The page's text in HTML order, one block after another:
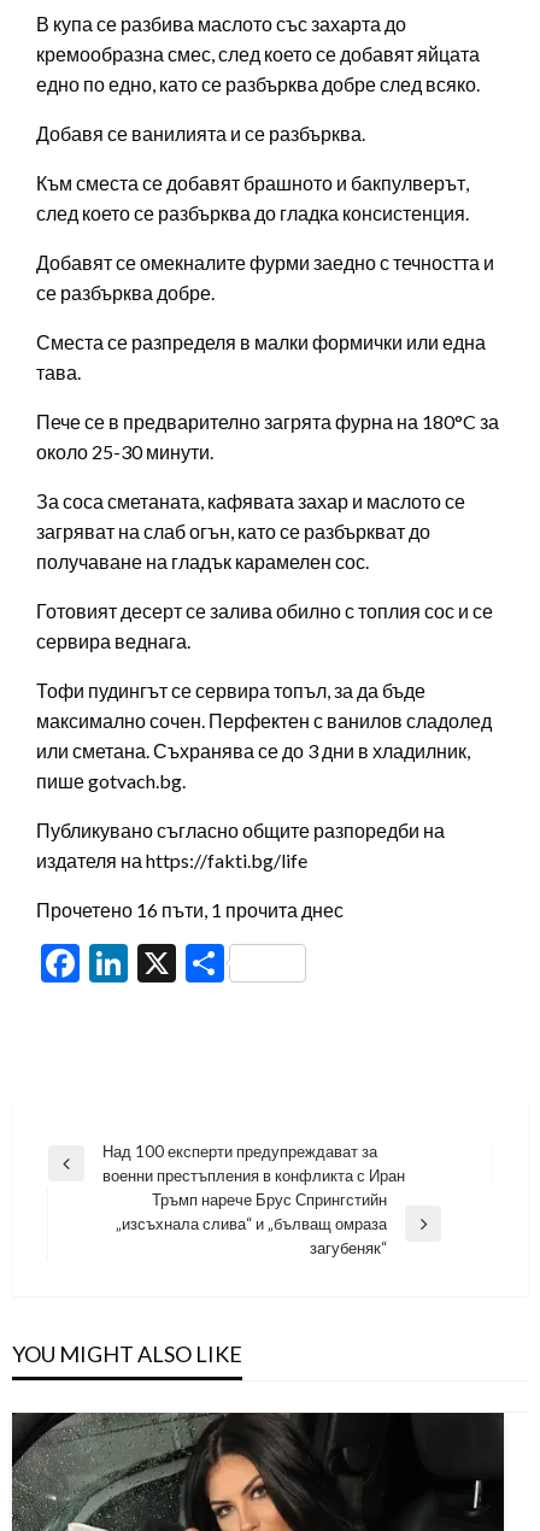
В купа се разбива маслото със захарта до
кремообразна смес, след което се добавят яйцата
едно по едно, като се разбърква добре след всяко.
Добавя се ванилията и се разбърква.
Към сместа се добавят брашното и бакпулверът,
след което се разбърква до гладка консистенция.
Добавят се омекналите фурми заедно с течността и
се разбърква добре.
Сместа се разпределя в малки формички или една
тава.
Пече се в предварително загрята фурна на 180°C за
около 25-30 минути.
За соса сметаната, кафявата захар и маслото се
загряват на слаб огън, като се разбъркват до
получаване на гладък карамелен сос.
Готовият десерт се залива обилно с топлия сос и се
сервира веднага.
Тофи пудингът се сервира топъл, за да бъде
максимално сочен. Перфектен с ванилов сладолед
или сметана. Съхранява се до 3 дни в хладилник,
пише gotvach.bg.
Публикувано съгласно общите разпоредби на
издателя на https://fakti.bg/life
Прочетено 16 пъти, 1 прочита днес
Facebook
LinkedIn
X Share
Навигация
Previous
Над 100 експерти предупреждават за
военни престъпления в конфликта с Иран
Тръмп нарече Брус Спрингстийн
„изсъхнала слива“ и „бълващ омраза
загубеняк“
YOU MIGHT ALSO LIKE